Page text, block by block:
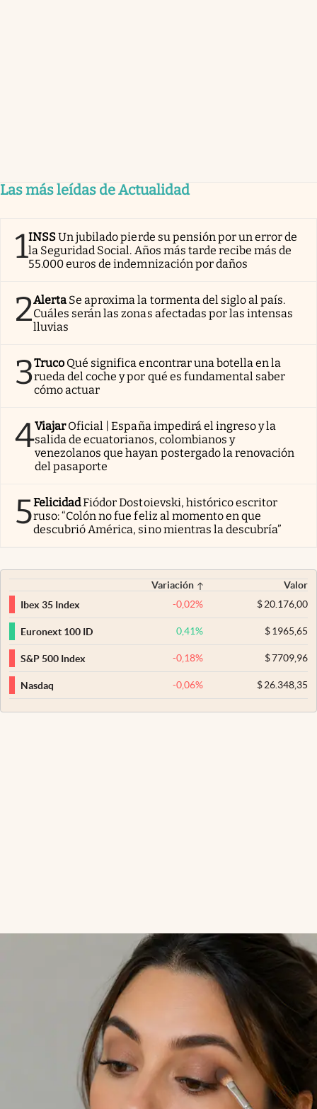
Las más leídas de Actualidad
1INSSUn jubilado pierde su pensión por un error de
la Seguridad Social. Años más tarde recibe más de
55.000 euros de indemnización por daños
2Alerta Se aproxima la tormenta del siglo al país.
Cuáles serán las zonas afectadas por las intensas
lluvias
3Truco Qué significa encontrar una botella en la
rueda del coche y por qué es fundamental saber
cómo actuar
4Viajar Oficial | España impedirá el ingreso y la
salida de ecuatorianos, colombianos y
venezolanos que hayan postergado la renovación
del pasaporte
5FelicidadFiódor Dostoievski, histórico escritor
ruso: “Colón no fue feliz al momento en que
descubrió América, sino mientras la descubría”
Variación
Valor
Ibex 35 Index
-0,02% $20.176,00
Euronext 100 ID 0,41% $1965,65
S&P 500 Index -0,18% $7709,96
Nasdaq -0,06% $26.348,35